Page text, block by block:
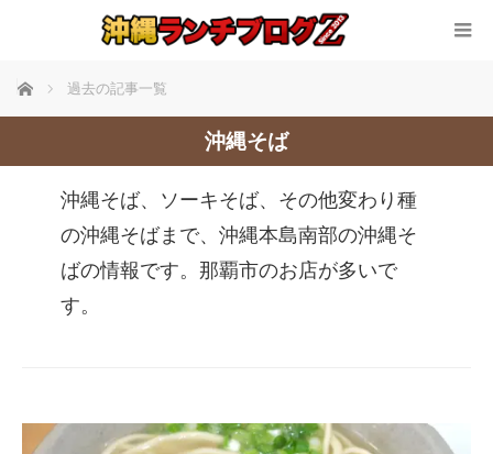
ホーム 過去の記事一覧
沖縄そば
沖縄そば、ソーキそば、その他変わり種
の沖縄そばまで、沖縄本島南部の沖縄そ
ばの情報です。那覇市のお店が多いで
す。